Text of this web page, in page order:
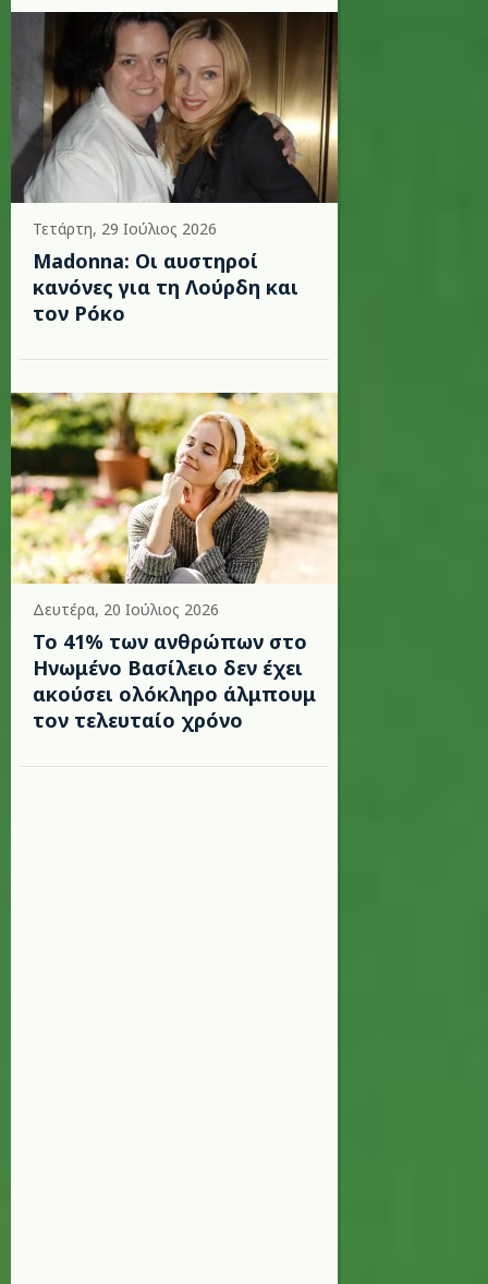
Τετάρτη, 29 Ιούλιος 2026
Madonna: Οι αυστηροί
κανόνες για τη Λούρδη και
τον Ρόκο
Δευτέρα, 20 Ιούλιος 2026
Το 41% των ανθρώπων στο
Ηνωμένο Βασίλειο δεν έχει
ακούσει ολόκληρο άλμπουμ
τον τελευταίο χρόνο